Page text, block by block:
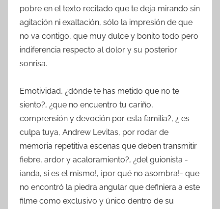
pobre en el texto recitado que te deja mirando sin
agitación ni exaltación, sólo la impresión de que
no va contigo, que muy dulce y bonito todo pero
indiferencia respecto al dolor y su posterior
sonrisa.
Emotividad, ¿dónde te has metido que no te
siento?, ¿que no encuentro tu cariño,
comprensión y devoción por esta familia?, ¿ es
culpa tuya, Andrew Levitas, por rodar de
memoria repetitiva escenas que deben transmitir
fiebre, ardor y acaloramiento?, ¿del guionista -
¡anda, si es el mismo!, ¡por qué no asombra!- que
no encontró la piedra angular que definiera a este
filme como exclusivo y único dentro de su